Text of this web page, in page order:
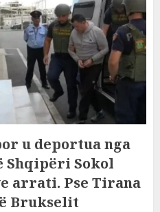
u deportua nga
Shqipëri Sokol
arrati. Pse Tirana
Brukselit